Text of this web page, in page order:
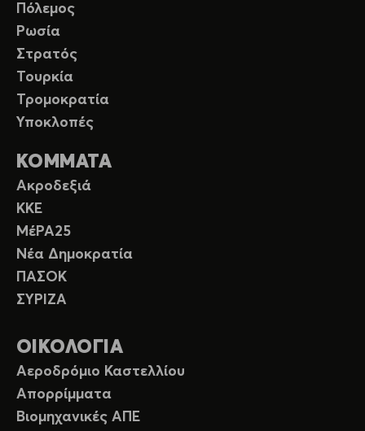
Πόλεμος
Ρωσία
Στρατός
Τουρκία
Τρομοκρατία
Υποκλοπές
ΚΟΜΜΑΤΑ
Ακροδεξιά
ΚΚΕ
ΜέΡΑ25
Νέα Δημοκρατία
ΠΑΣΟΚ
ΣΥΡΙΖΑ
ΟΙΚΟΛΟΓΙΑ
Αεροδρόμιο Καστελλίου
Απορρίμματα
Βιομηχανικές ΑΠΕ